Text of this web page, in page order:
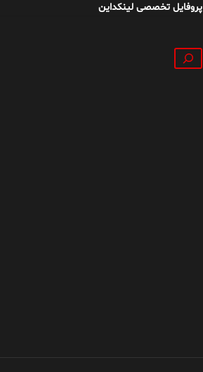
پروفایل تخصصی لینکداین
جستجو